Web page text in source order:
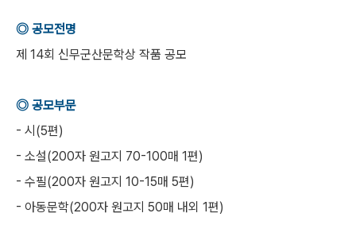
◎ 공모전명
제 14회 신무군산문학상 작품 공모
◎ 공모부문
- 시(5편)
- 소설(200자 원고지 70-100매 1편)
- 수필(200자 원고지 10-15매 5편)
- 아동문학(200자 원고지 50매 내외 1편)